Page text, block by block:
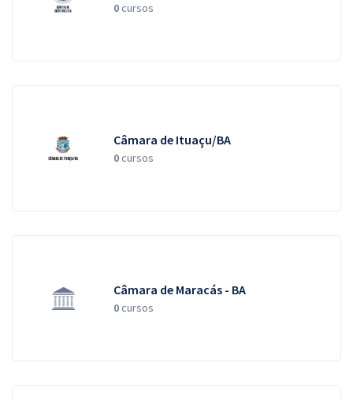
0cursos
Câmara de Ituaçu/BA
0cursos
Câmara de Maracás - BA
0cursos